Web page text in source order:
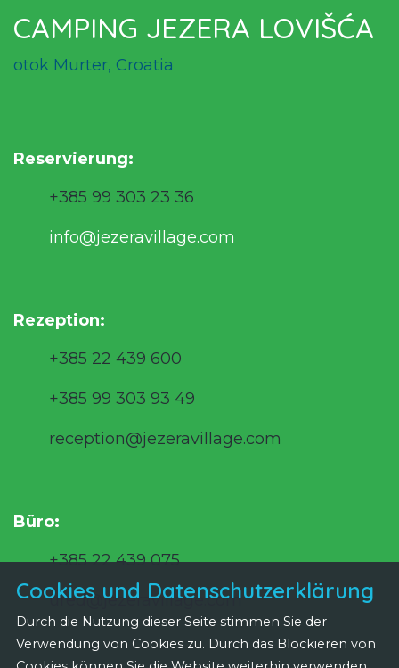
CAMPING JEZERA LOVIŠĆA
otok Murter, Croatia
Reservierung:
+385 99 303 23 36
info@jezeravillage.com
Rezeption:
+385 22 439 600
+385 99 303 93 49
reception@jezeravillage.com
Büro:
+385 22 439 075
ured@jezeravillage.com
Cookies und Datenschutzerklärung
Durch die Nutzung dieser Seite stimmen Sie der
Verwendung von Cookies zu. Durch das Blockieren von